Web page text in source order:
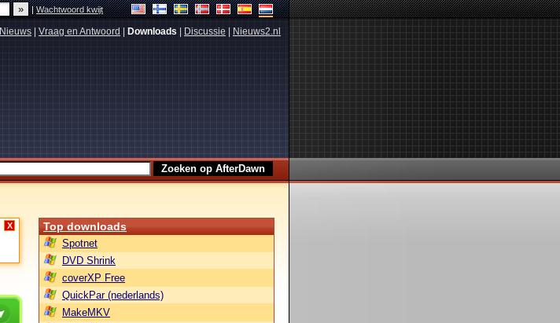
|Wachtwoord kwijt
Nieuws Vraag en Antwoord Downloads Discussie Nieuws2.nl
X Top downloads
Spotnet
DVD Shrink
coverXP Free
QuickPar (nederlands)
MakeMKV